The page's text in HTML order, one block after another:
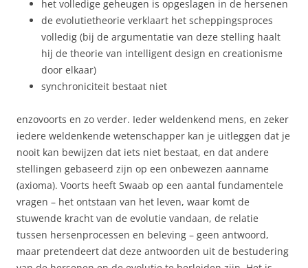
het volledige geheugen is opgeslagen in de hersenen
de evolutietheorie verklaart het scheppingsproces
volledig (bij de argumentatie van deze stelling haalt
hij de theorie van intelligent design en creationisme
door elkaar)
synchroniciteit bestaat niet
enzovoorts en zo verder. Ieder weldenkend mens, en zeker
iedere weldenkende wetenschapper kan je uitleggen dat je
nooit kan bewijzen dat iets niet bestaat, en dat andere
stellingen gebaseerd zijn op een onbewezen aanname
(axioma). Voorts heeft Swaab op een aantal fundamentele
vragen – het ontstaan van het leven, waar komt de
stuwende kracht van de evolutie vandaan, de relatie
tussen hersenprocessen en beleving – geen antwoord,
maar pretendeert dat deze antwoorden uit de bestudering